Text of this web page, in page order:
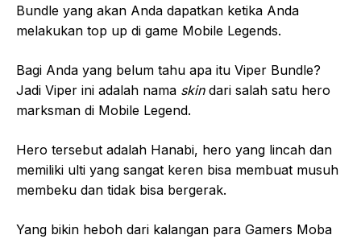
Bundle yang akan Anda dapatkan ketika Anda
melakukan top up di game Mobile Legends.
Bagi Anda yang belum tahu apa itu Viper Bundle?
Jadi Viper ini adalah nama skin dari salah satu hero
marksman di Mobile Legend.
Hero tersebut adalah Hanabi, hero yang lincah dan
memiliki ulti yang sangat keren bisa membuat musuh
membeku dan tidak bisa bergerak.
Yang bikin heboh dari kalangan para Gamers Moba